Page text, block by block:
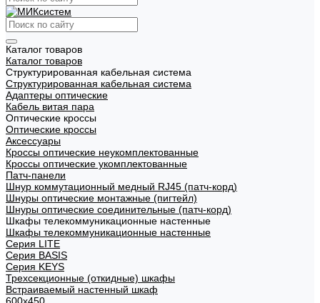
Каталог товаров
Каталог товаров
Структурированная кабельная система
Структурированная кабельная система
Адаптеры оптические
Кабель витая пара
Оптические кроссы
Оптические кроссы
Аксессуары
Кроссы оптические неукомплектованные
Кроссы оптические укомплектованные
Патч-панели
Шнур коммутационный медный RJ45 (патч-корд)
Шнуры оптические монтажные (пигтейл)
Шнуры оптические соединительные (патч-корд)
Шкафы телекоммуникационные настенные
Шкафы телекоммуникационные настенные
Cерия LITE
Cерия BASIS
Cерия KEYS
Трехсекционные (откидные) шкафы
Встраиваемый настенный шкаф